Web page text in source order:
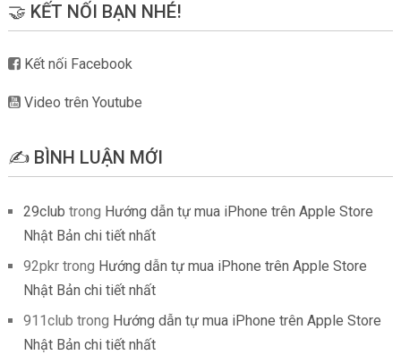
🤝 KẾT NỐI BẠN NHÉ!
Kết nối Facebook
Video trên Youtube
✍️ BÌNH LUẬN MỚI
29club trong Hướng dẫn tự mua iPhone trên Apple Store
Nhật Bản chi tiết nhất
92pkrtrong Hướng dẫn tự mua iPhone trên Apple Store
Nhật Bản chi tiết nhất
911club trong Hướng dẫn tự mua iPhone trên Apple Store
Nhật Bản chi tiết nhất